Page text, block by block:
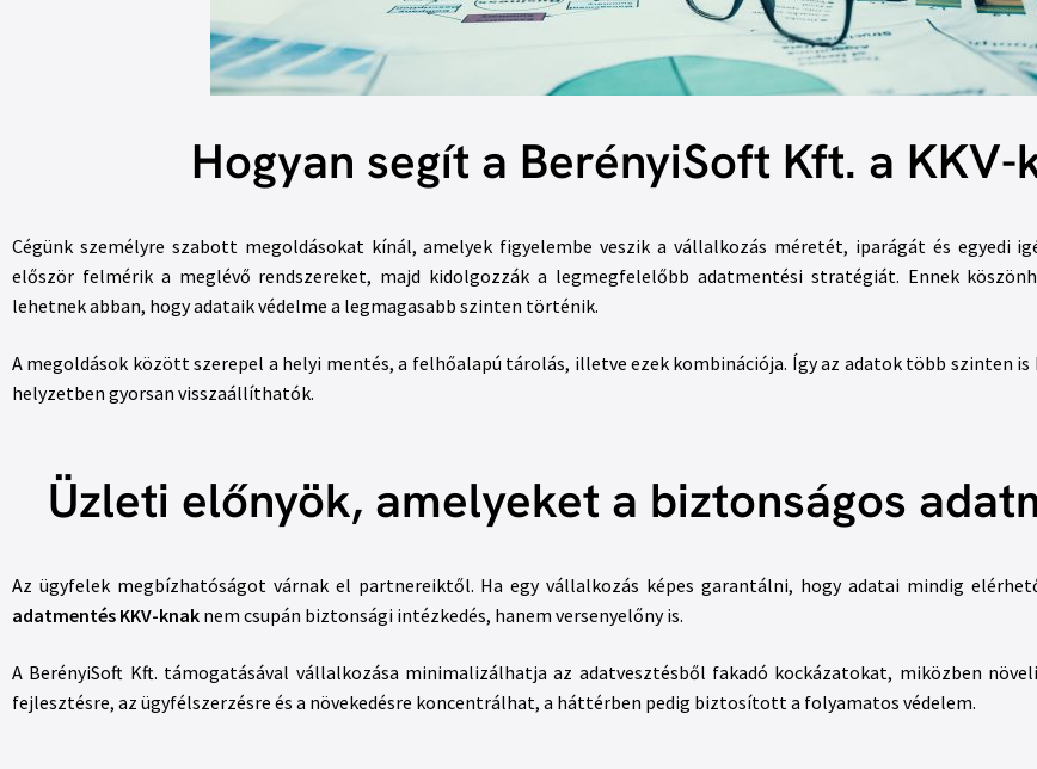
Hogyan segít a BerényiSoft Kft. a KKV-
Cégünk személyre szabott megoldásokat kínál, amelyek figyelembe veszik a vállalkozás méretét, iparágát és egyedi
először felmérik a meglévő rendszereket, majd kidolgozzák a legmegfelelőbb adatmentési stratégiát. Ennek
lehetnek abban, hogy adataik védelme a legmagasabb szinten történik.
A megoldások között szerepel a helyi mentés, a felhőalapú tárolás, illetve ezek kombinációja. Így az adatok több szinten
helyzetben gyorsan visszaállíthatók.
Üzleti előnyök, amelyeket a biztonságos
Az ügyfelek megbízhatóságot várnak el partnereiktől. Ha egy vállalkozás képes garantálni, hogy adatai mindig
adatmentés KKV-knak nem csupán biztonsági intézkedés, hanem versenyelőny is.
A BerényiSoft Kft. támogatásával vállalkozása minimalizálhatja az adatvesztésből fakadó kockázatokat, miközben
fejlesztésre, az ügyfélszerzésre és a növekedésre koncentrálhat, a háttérben pedig biztosított a folyamatos védelem.